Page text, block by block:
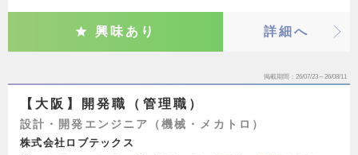
興味あり 詳細へ
掲載期間 26/07/23～26/08/11
【大阪】開発職（管理職）
設計・開発エンジニア（機械・メカトロ）
株式会社ロブテックス